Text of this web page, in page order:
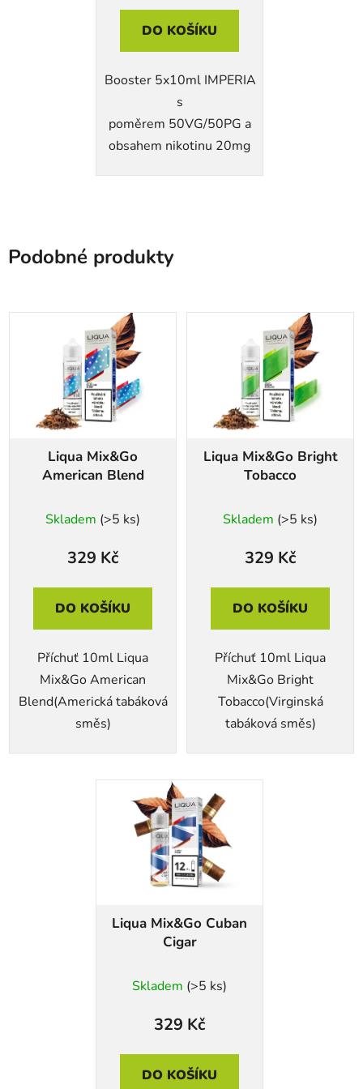
DO KOŠÍKU
Booster 5x10ml IMPERIA
s
poměrem 50VG/50PG a
obsahem nikotinu 20mg
Podobné produkty
Liqua Mix&Go
American Blend
Skladem (>5 ks)
329 Kč
DO KOŠÍKU
Příchuť 10ml Liqua
Mix&Go American
Blend(Americká tabáková
směs)
Liqua Mix&Go Bright
Tobacco
Skladem (>5 ks)
329 Kč
DO KOŠÍKU
Příchuť 10ml Liqua
Mix&Go Bright
Tobacco(Virginská
tabáková směs)
Liqua Mix&Go Cuban
Cigar
Skladem (>5 ks)
329 Kč
DO KOŠÍKU